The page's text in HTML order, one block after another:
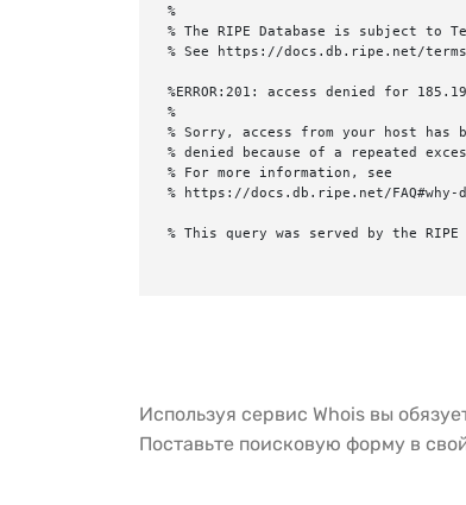
%
% The RIPE Database is subject to
% See https://docs.db.ripe.net/
%ERROR:201: access denied for
%
% Sorry, access from your host has
% denied because of a repeated
% For more information, see
% https://docs.db.ripe.net/
% This query was served by the
Используя сервис Whois вы
Поставьте поисковую форму в